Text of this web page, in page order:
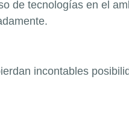
de tecnologías en el
incontables